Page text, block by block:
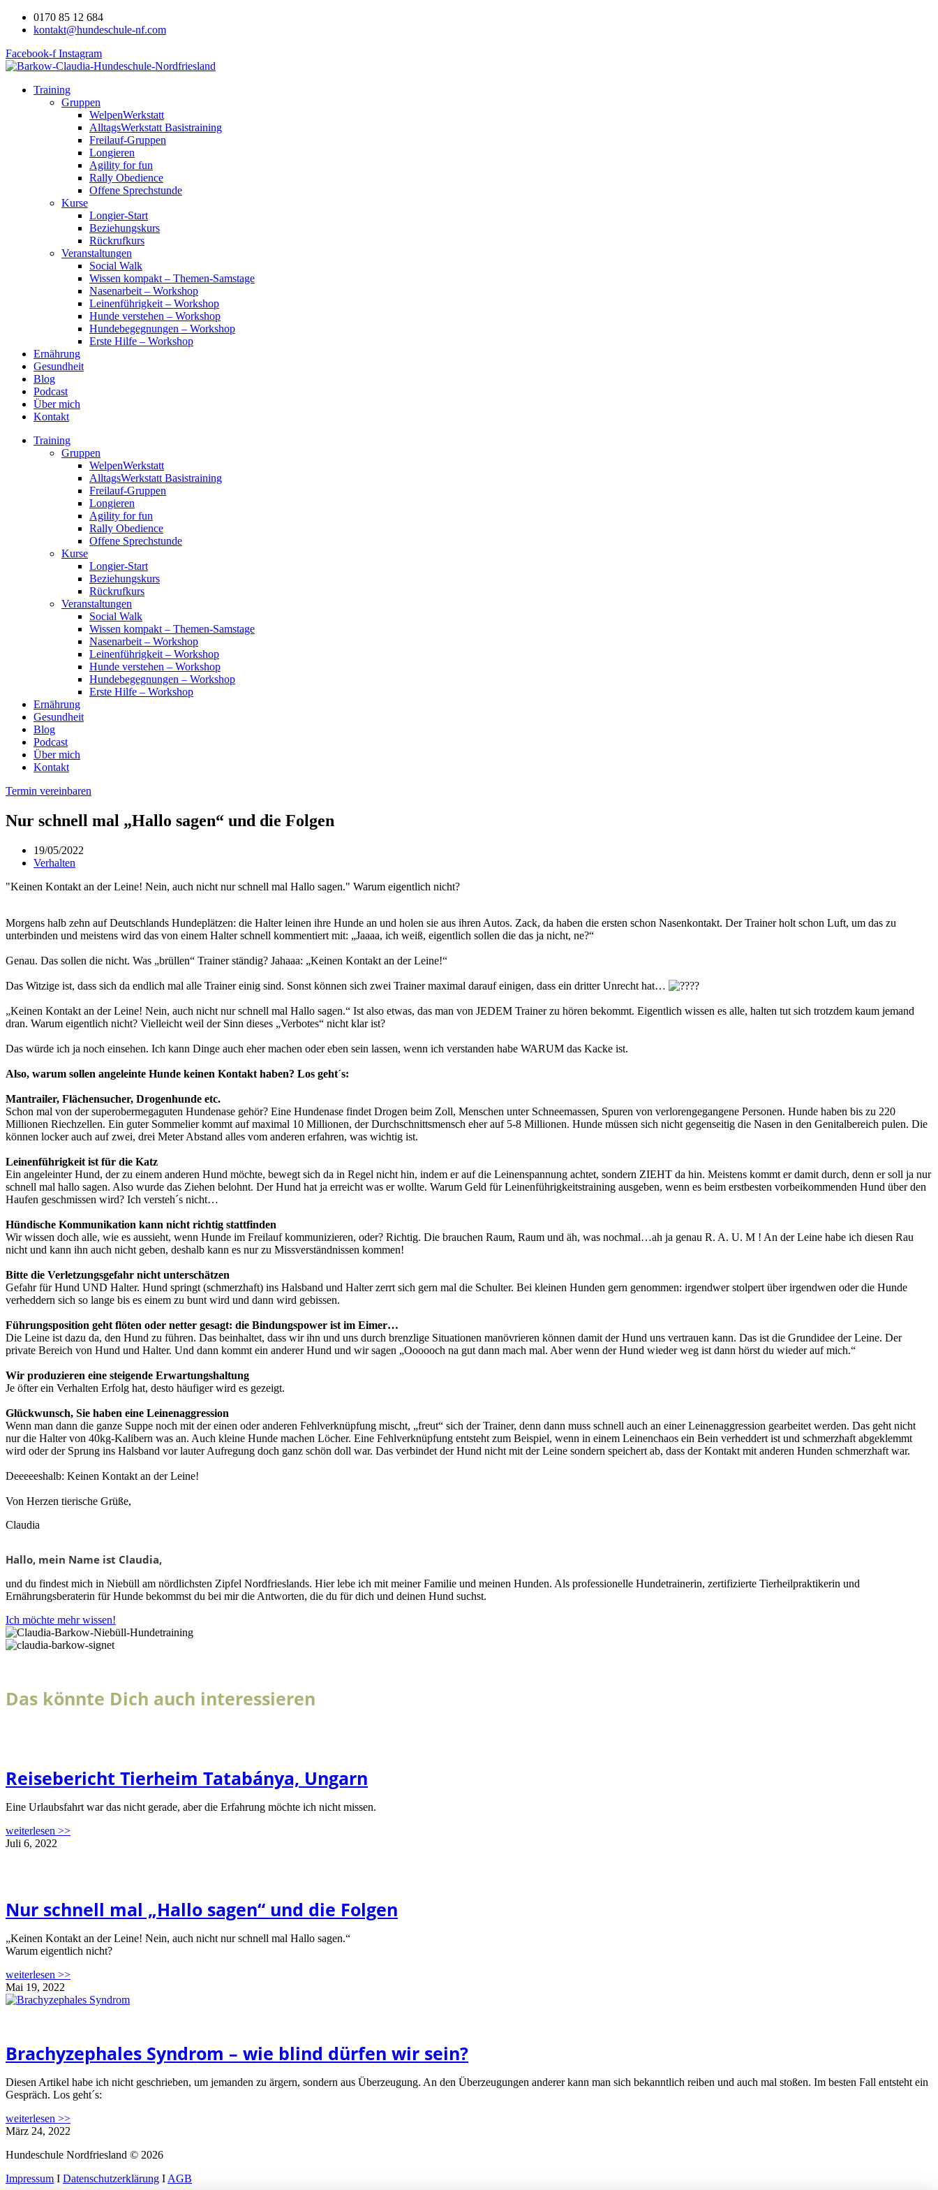
0170 85 12 684
kontakt@hundeschule-nf.com
Facebook-f Instagram
Training
Gruppen
WelpenWerkstatt
AlltagsWerkstatt Basistraining
Freilauf-Gruppen
Longieren
Agility for fun
Rally Obedience
Offene Sprechstunde
Kurse
Longier-Start
Beziehungskurs
Rückrufkurs
Veranstaltungen
Social Walk
Wissen kompakt – Themen-Samstage
Nasenarbeit – Workshop
Leinenführigkeit – Workshop
Hunde verstehen – Workshop
Hundebegegnungen – Workshop
Erste Hilfe – Workshop
Ernährung
Gesundheit
Blog
Podcast
Über mich
Kontakt
Training
Gruppen
WelpenWerkstatt
AlltagsWerkstatt Basistraining
Freilauf-Gruppen
Longieren
Agility for fun
Rally Obedience
Offene Sprechstunde
Kurse
Longier-Start
Beziehungskurs
Rückrufkurs
Veranstaltungen
Social Walk
Wissen kompakt – Themen-Samstage
Nasenarbeit – Workshop
Leinenführigkeit – Workshop
Hunde verstehen – Workshop
Hundebegegnungen – Workshop
Erste Hilfe – Workshop
Ernährung
Gesundheit
Blog
Podcast
Über mich
Kontakt
Termin vereinbaren
Nur schnell mal „Hallo sagen“ und die Folgen
19/05/2022
Verhalten
"Keinen Kontakt an der Leine! Nein, auch nicht nur schnell mal Hallo sagen." Warum eigentlich nicht?
Morgens halb zehn auf Deutschlands Hundeplätzen: die Halter leinen ihre Hunde an und holen sie aus ihren Autos. Zack, da haben die ersten schon Nasenkontakt. Der Trainer holt schon Luft, um das zu
unterbinden und meistens wird das von einem Halter schnell kommentiert mit: „Jaaaa, ich weiß, eigentlich sollen die das ja nicht, ne?“
Genau. Das sollen die nicht. Was „brüllen“ Trainer ständig? Jahaaa: „Keinen Kontakt an der Leine!“
Das Witzige ist, dass sich da endlich mal alle Trainer einig sind. Sonst können sich zwei Trainer maximal darauf einigen, dass ein dritter Unrecht hat…
„Keinen Kontakt an der Leine! Nein, auch nicht nur schnell mal Hallo sagen.“ Ist also etwas, das man von JEDEM Trainer zu hören bekommt. Eigentlich wissen es alle, halten tut sich trotzdem kaum jemand
dran. Warum eigentlich nicht? Vielleicht weil der Sinn dieses „Verbotes“ nicht klar ist?
Das würde ich ja noch einsehen. Ich kann Dinge auch eher machen oder eben sein lassen, wenn ich verstanden habe WARUM das Kacke ist.
Also, warum sollen angeleinte Hunde keinen Kontakt haben? Los geht´s:
Mantrailer, Flächensucher, Drogenhunde etc.
Schon mal von der superobermegaguten Hundenase gehör? Eine Hundenase findet Drogen beim Zoll, Menschen unter Schneemassen, Spuren von verlorengegangene Personen. Hunde haben bis zu 220
Millionen Riechzellen. Ein guter Sommelier kommt auf maximal 10 Millionen, der Durchschnittsmensch eher auf 5-8 Millionen. Hunde müssen sich nicht gegenseitig die Nasen in den Genitalbereich pulen. Die
können locker auch auf zwei, drei Meter Abstand alles vom anderen erfahren, was wichtig ist.
Leinenführigkeit ist für die Katz
Ein angeleinter Hund, der zu einem anderen Hund möchte, bewegt sich da in Regel nicht hin, indem er auf die Leinenspannung achtet, sondern ZIEHT da hin. Meistens kommt er damit durch, denn er soll ja nur
schnell mal hallo sagen. Also wurde das Ziehen belohnt. Der Hund hat ja erreicht was er wollte. Warum Geld für Leinenführigkeitstraining ausgeben, wenn es beim erstbesten vorbeikommenden Hund über den
Haufen geschmissen wird? Ich versteh´s nicht…
Hündische Kommunikation kann nicht richtig stattfinden
Wir wissen doch alle, wie es aussieht, wenn Hunde im Freilauf kommunizieren, oder? Richtig. Die brauchen Raum, Raum und äh, was nochmal…ah ja genau R. A. U. M ! An der Leine habe ich diesen Rau
nicht und kann ihn auch nicht geben, deshalb kann es nur zu Missverständnissen kommen!
Bitte die Verletzungsgefahr nicht unterschätzen
Gefahr für Hund UND Halter. Hund springt (schmerzhaft) ins Halsband und Halter zerrt sich gern mal die Schulter. Bei kleinen Hunden gern genommen: irgendwer stolpert über irgendwen oder die Hunde
verheddern sich so lange bis es einem zu bunt wird und dann wird gebissen.
Führungsposition geht flöten oder netter gesagt: die Bindungspower ist im Eimer…
Die Leine ist dazu da, den Hund zu führen. Das beinhaltet, dass wir ihn und uns durch brenzlige Situationen manövrieren können damit der Hund uns vertrauen kann. Das ist die Grundidee der Leine. Der
private Bereich von Hund und Halter. Und dann kommt ein anderer Hund und wir sagen „Oooooch na gut dann mach mal. Aber wenn der Hund wieder weg ist dann hörst du wieder auf mich.“
Wir produzieren eine steigende Erwartungshaltung
Je öfter ein Verhalten Erfolg hat, desto häufiger wird es gezeigt.
Glückwunsch, Sie haben eine Leinenaggression
Wenn man dann die ganze Suppe noch mit der einen oder anderen Fehlverknüpfung mischt, „freut“ sich der Trainer, denn dann muss schnell auch an einer Leinenaggression gearbeitet werden. Das geht nicht
nur die Halter von 40kg-Kalibern was an. Auch kleine Hunde machen Löcher. Eine Fehlverknüpfung entsteht zum Beispiel, wenn in einem Leinenchaos ein Bein verheddert ist und schmerzhaft abgeklemmt
wird oder der Sprung ins Halsband vor lauter Aufregung doch ganz schön doll war. Das verbindet der Hund nicht mit der Leine sondern speichert ab, dass der Kontakt mit anderen Hunden schmerzhaft war.
Deeeeeshalb: Keinen Kontakt an der Leine!
Von Herzen tierische Grüße,
Claudia
Hallo, mein Name ist Claudia,
und du findest mich in Niebüll am nördlichsten Zipfel Nordfrieslands. Hier lebe ich mit meiner Familie und meinen Hunden. Als professionelle Hundetrainerin, zertifizierte Tierheilpraktikerin und
Ernährungsberaterin für Hunde bekommst du bei mir die Antworten, die du für dich und deinen Hund suchst.
Ich möchte mehr wissen!
Das könnte Dich auch interessieren
Reisebericht Tierheim Tatabánya, Ungarn
Eine Urlaubsfahrt war das nicht gerade, aber die Erfahrung möchte ich nicht missen.
weiterlesen >>
Juli 6, 2022
Nur schnell mal „Hallo sagen“ und die Folgen
„Keinen Kontakt an der Leine! Nein, auch nicht nur schnell mal Hallo sagen.“
Warum eigentlich nicht?
weiterlesen >>
Mai 19, 2022
Brachyzephales Syndrom – wie blind dürfen wir sein?
Diesen Artikel habe ich nicht geschrieben, um jemanden zu ärgern, sondern aus Überzeugung. An den Überzeugungen anderer kann man sich bekanntlich reiben und auch mal stoßen. Im besten Fall entsteht ein
Gespräch. Los geht´s:
weiterlesen >>
März 24, 2022
Hundeschule Nordfriesland © 2026
Impressum I Datenschutzerklärung I AGB